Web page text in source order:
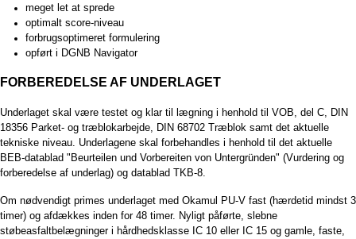
meget let at sprede
optimalt score-niveau
forbrugsoptimeret formulering
opført i DGNB Navigator
FORBEREDELSE AF UNDERLAGET
Underlaget skal være testet og klar til lægning i henhold til VOB, del C, DIN
18356 Parket- og træblokarbejde, DIN 68702 Træblok samt det aktuelle
tekniske niveau. Underlagene skal forbehandles i henhold til det aktuelle
BEB-datablad "Beurteilen und Vorbereiten von Untergründen" (Vurdering og
forberedelse af underlag) og datablad TKB-8.
Om nødvendigt primes underlaget med Okamul PU-V fast (hærdetid mindst 3
timer) og afdækkes inden for 48 timer. Nyligt påførte, slebne
støbeasfaltbelægninger i hårdhedsklasse IC 10 eller IC 15 og gamle, faste,